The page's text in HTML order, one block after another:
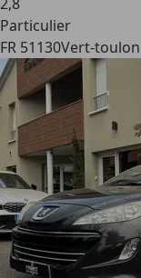
Particulier
FR 51130Vert-toulon